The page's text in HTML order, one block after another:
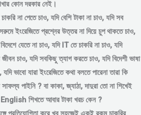
কোন দরকার নেই।
না পেতে চাও, যদি বেশি টাকা না চাও, যদি সব
ইংরেজিতে প্রশ্নের উত্তর না দিয়ে চুপ থাকতে চাও,
যেতে না চাও, যদি IT তে চাকরি না চাও, যদি
জীবন চাও, যদি সবকিছু ত্যাগ করতে চাও, যদি বিদেশী ভাষা
ভাবো যারা ইংরেজিতে কথা বলতে পারেনা তারা কি
সাফল্য পাইনি ? বা কাকা, জ্যাঠা, দাদুরা তো না শিখেই
English শিখতে আবার টাকা খরচ কেন ?